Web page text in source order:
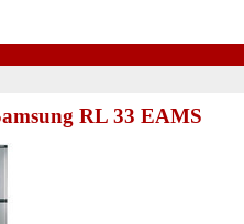
RL 33 EAMS